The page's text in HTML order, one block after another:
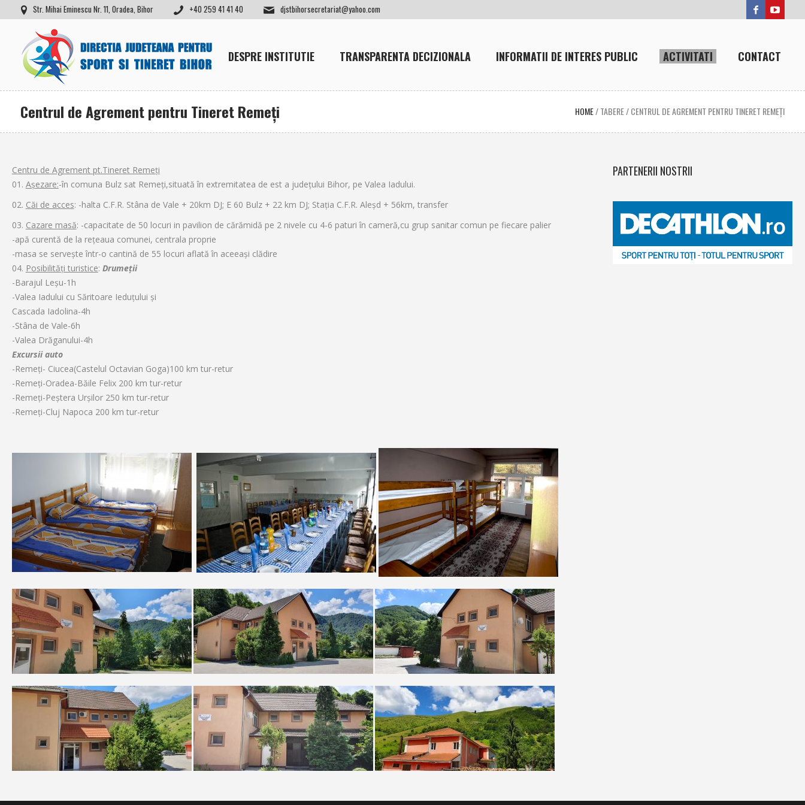
Str. Mihai Eminescu Nr. 11, Oradea, Bihor +40 259 41 41 40 djstbihorsecretariat@yahoo.com
DESPRE INSTITUTIE TRANSPARENTA DECIZIONALA INFORMATII DE INTERES PUBLIC ACTIVITATI CONTACT
Centrul de Agrement pentru Tineret Remeţi HOME/TABERE/CENTRUL DE AGREMENT PENTRU TINERET REMEŢI
Centru de Agrement pt.Tineret Remeţi
Aşezare:-în comuna Bulz sat Remeţi,situată în extremitatea de est a judeţului Bihor, pe Valea Iadului.
Căi de acces: -halta C.F.R. Stâna de Vale + 20km DJ; E 60 Bulz + 22 km DJ; Staţia C.F.R. Aleşd + 56km, transfer
Cazare masă: -capacitate de 50 locuri in pavilion de cărămidă pe 2 nivele cu 4-6 paturi în cameră,cu grup sanitar comun pe fiecare palier
-apă curentă de la reţeaua comunei, centrala proprie
-masa se serveşte într-o cantină de 55 locuri aflată în aceeaşi clădire
Posibilităţi turistice: Drumeţii
-Barajul Leşu-1h
-Valea Iadului cu Săritoare Ieduţului şi
Cascada Iadolina-4h
-Stâna de Vale-6h
-Valea Drăganului-4h
Excursii auto
-Remeţi- Ciucea(Castelul Octavian Goga)100 km tur-retur
-Remeţi-Oradea-Băile Felix 200 km tur-retur
-Remeţi-Peştera Urşilor 250 km tur-retur
-Remeţi-Cluj Napoca 200 km tur-retur
PARTENERII NOSTRII